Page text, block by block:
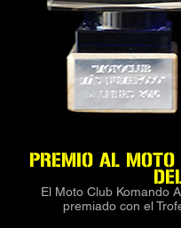
PREMIO AL
El Moto Club Komando
premiado con el